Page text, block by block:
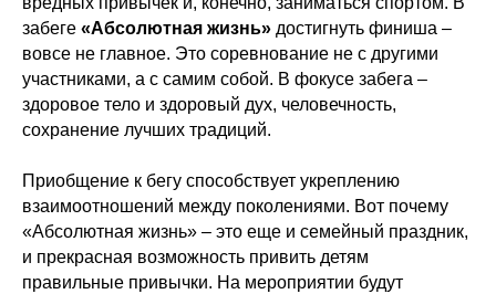
забеге «Абсолютная жизнь» достигнуть финиша –
вовсе не главное. Это соревнование не с другими
участниками, а с самим собой. В фокусе забега –
здоровое тело и здоровый дух, человечность,
сохранение лучших традиций.
Приобщение к бегу способствует укреплению
взаимоотношений между поколениями. Вот почему
«Абсолютная жизнь» – это еще и семейный праздник,
и прекрасная возможность привить детям
правильные привычки. На мероприятии будут